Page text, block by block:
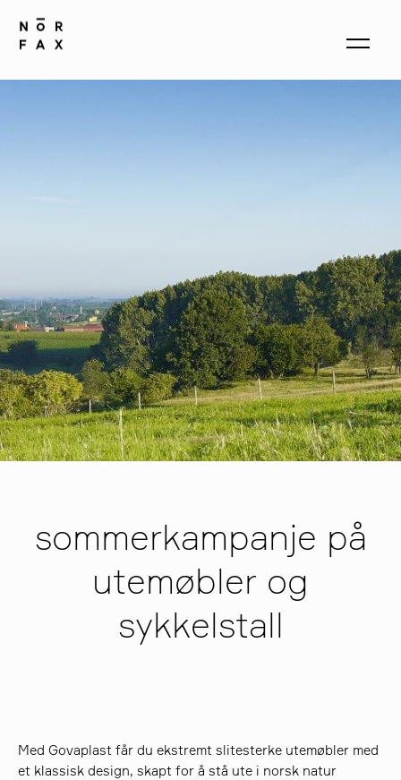
kontakt
søk
sommerkampanje på
utemøbler og
sykkelstall
Med Govaplast får du ekstremt slitesterke utemøbler med
et klassisk design, skapt for å stå ute i norsk natur